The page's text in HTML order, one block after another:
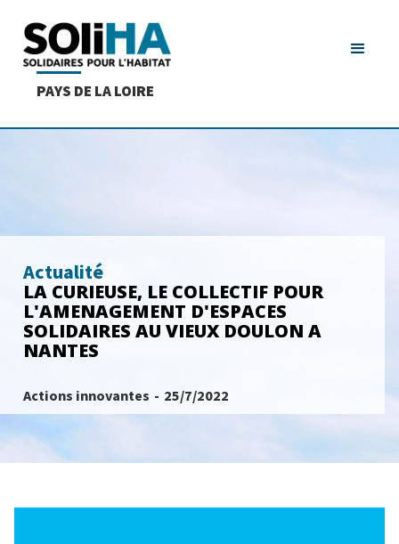
PAYS DE LA LOIRE
Actualité
LA CURIEUSE, LE COLLECTIF POUR
L'AMENAGEMENT D'ESPACES
SOLIDAIRES AU VIEUX DOULON A
NANTES
Actions innovantes - 25/7/2022